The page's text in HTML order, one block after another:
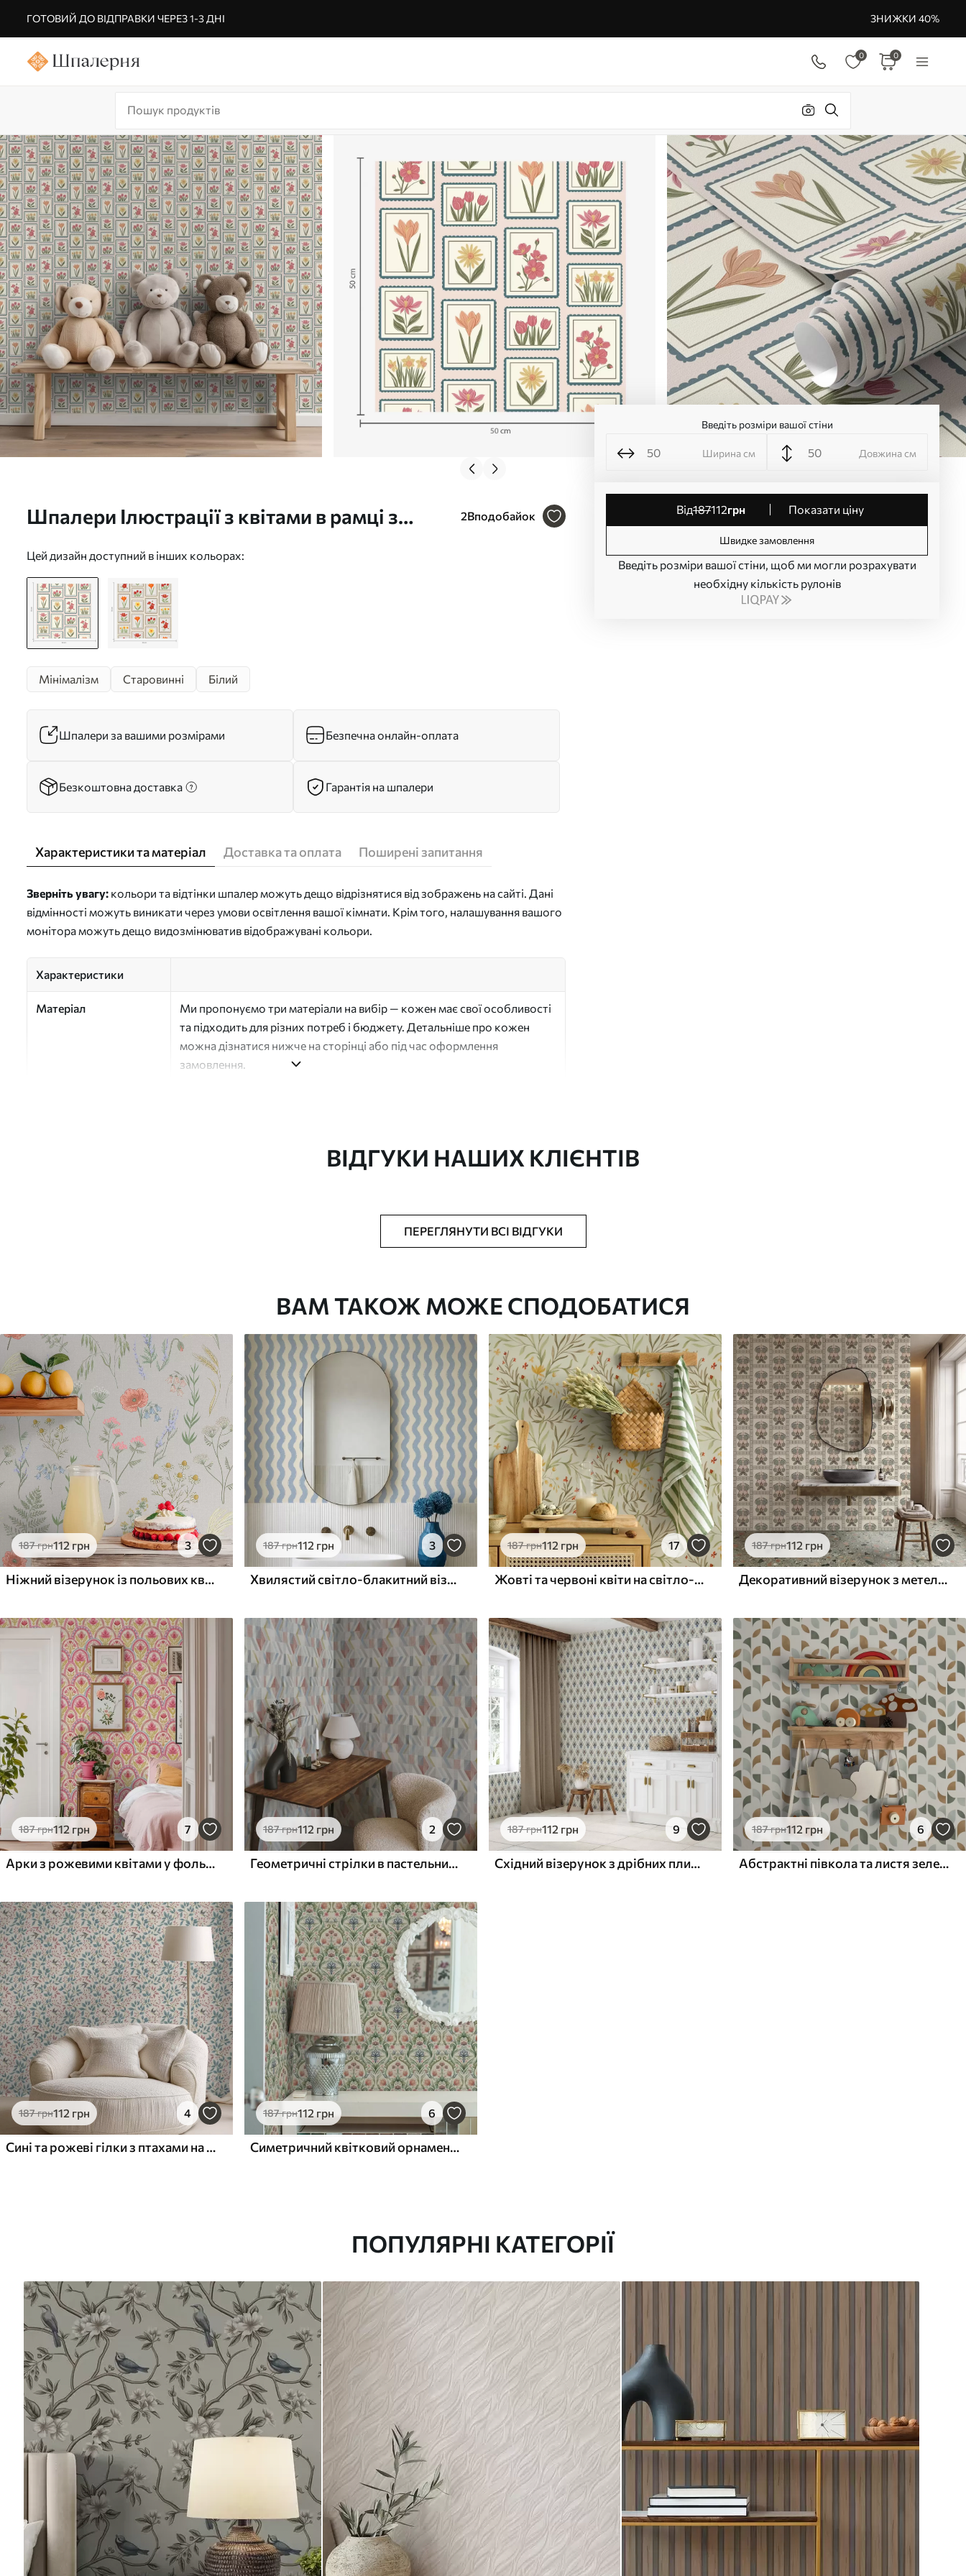
ГОТОВИЙ ДО ВІДПРАВКИ ЧЕРЕЗ 1-3 ДНІ ЗНИЖКИ 40%
0 0
Шпалери Ілюстрації з квітами в рамці з
2Вподобайок
Цей дизайн доступний в інших кольорах:
Введіть розміри вашої стіни
Ширина см Довжина см
від187112грн Показати ціну
Швидке замовлення
Введіть розміри вашої стіни, щоб ми могли розрахувати
необхідну кількість рулонів
Мінімалізм Старовинні Білий
Шпалери за вашими розмірами Безпечна онлайн-оплата
Безкоштовна доставка Гарантія на шпалери
Характеристики та матеріал Доставка та оплата Поширені запитання
Зверніть увагу: кольори та відтінки шпалер можуть дещо відрізнятися від зображень на сайті. Дані
відмінності можуть виникати через умови освітлення вашої кімнати. Крім того, налашування вашого
монітора можуть дещо видозмінюватив відображувані кольори.
Характеристики
Матеріал
Ми пропонуємо три матеріали на вибір — кожен має свої особливості
та підходить для різних потреб і бюджету. Детальніше про кожен
можна дізнатися нижче на сторінці або під час оформлення
замовлення.
Можна додати покриття лаком та/або клей для шпалер
Наклеювання встик
Наші матеріали
Стандарт
748449 грн /м²
Преміум
983590 грн/м²
Преміум Вініл
1133680 грн/м²
ВІДГУКИ НАШИХ КЛІЄНТІВ
ПЕРЕГЛЯНУТИ ВСІ ВІДГУКИ
ВАМ ТАКОЖ МОЖЕ СПОДОБАТИСЯ
187грн112 грн 3
Ніжний візерунок із польових квітів на світлому тлі
187грн112 грн 3
Хвилястий світло-блакитний візерунок на світлому тлі
187грн112 грн 17
Жовті та червоні квіти на світло-зеленому тлі
187грн112 грн
Декоративний візерунок з метеликами та квітами
187грн112 грн 7
Арки з рожевими квітами у фольклорному стилі
187грн112 грн 2
Геометричні стрілки в пастельних червоних і синіх тонах
187грн112 грн 9
Східний візерунок з дрібних плиток у синьо-піщаній палітрі
187грн112 грн 6
Абстрактні півкола та листя зеленого та теракотового кольорів
187грн112 грн 4
Сині та рожеві гілки з птахами на кремовому тлі
187грн112 грн 6
Симетричний квітковий орнамент, теракота і зелений колір
ПОПУЛЯРНІ КАТЕГОРІЇ